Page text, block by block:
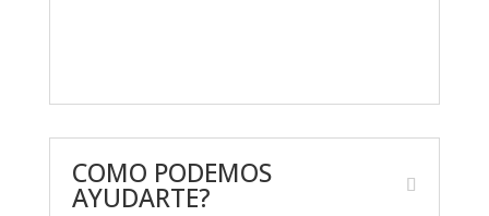
COMO PODEMOS
AYUDARTE?